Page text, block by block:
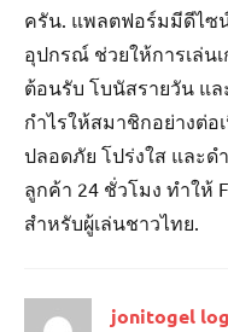
ครัน. แพลตฟอร์มมีดีไซ
อุปกรณ์ ช่วยให้การเล่น
ต้อนรับ โบนัสรายวัน แ
กำไรให้สมาชิกอย่างต่อ
ปลอดภัย โปร่งใส และด
ลูกค้า 24 ชั่วโมง ทำให้
สำหรับผู้เล่นชาวไทย.
jonitogel